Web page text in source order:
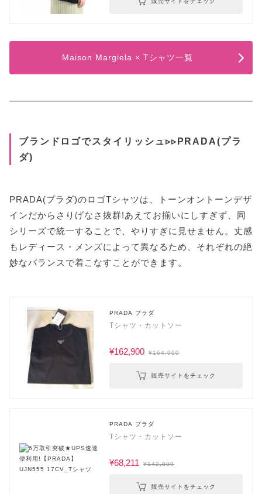
Maison Margiela × Tシャツ一覧
ブランドロゴでスタイリッシュ▹▹PRADA(プラ
ダ)
PRADA(プラダ)のロゴTシャツは、トーンオントーンデザ
インだからさりげなさ抜群!あえてお揃いにしすぎず、同
シリーズで統一することで、やりすぎに見せません。丈感
もレディース・メンズによって異なるため、それぞれの絶
妙なバランスで着こなすことができます。
PRADA プラダ
Tシャツ・カットソー
¥162,900 ¥164,900
販売サイトをチェック
PRADA プラダ
Tシャツ・カットソー
¥68,211 ¥142,800
販売サイトをチェック